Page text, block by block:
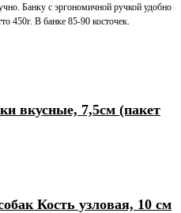
Банку с эргономичной ручкой удобно
450г. В банке 85-90 косточек.
вкусные, 7,5см (пакет
Кость узловая, 10 см